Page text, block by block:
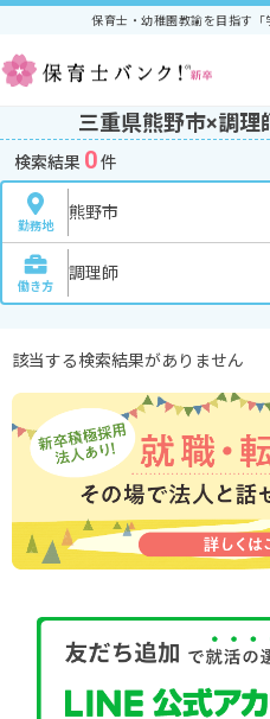
保育士・幼稚園教諭を目指す
三重県熊野市×調理
検索結果 0件
勤務地
熊野市
働き方
調理師
該当する検索結果がありません